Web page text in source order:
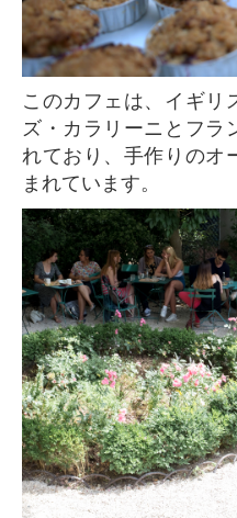
このカフェは、イギリス人のベイカーであるロー
ズ・カラリーニとフラ
れており、手作りのオ
まれています。